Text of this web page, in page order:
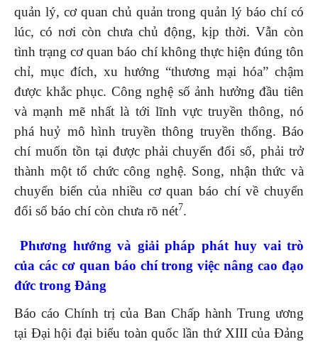
quản lý, cơ quan chủ quản trong quản lý báo chí có
lúc, có nơi còn chưa chủ động, kịp thời. Vẫn còn
tình trạng cơ quan báo chí không thực hiện đúng tôn
chỉ, mục đích, xu hướng “thương mại hóa” chậm
được khắc phục. Công nghệ số ảnh hưởng đầu tiên
và mạnh mẽ nhất là tới lĩnh vực truyền thông, nó
phá huỷ mô hình truyền thông truyền thống. Báo
chí muốn tồn tại được phải chuyển đổi số, phải trở
thành một tổ chức công nghệ. Song, nhận thức và
chuyển biến của nhiều cơ quan báo chí về chuyển
đổi số báo chí còn chưa rõ nét7.
Phương hướng và giải pháp phát huy vai trò
của các cơ quan báo chí trong việc nâng cao đạo
đức trong Đảng
Báo cáo Chính trị của Ban Chấp hành Trung ương
tại Đại hội đại biểu toàn quốc lần thứ XIII của Đảng